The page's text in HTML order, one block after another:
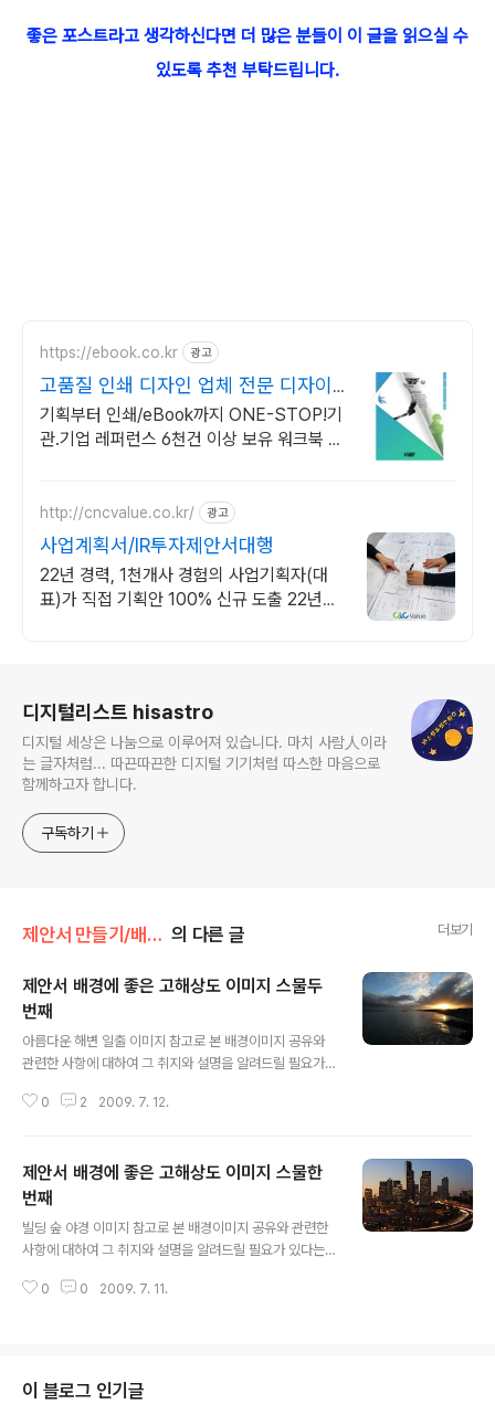
좋은 포스트라고 생각하신다면 더 많은 분들이 이 글을 읽으실 수
있도록 추천 부탁드립니다.
https://ebook.co.kr 광고
고품질 인쇄 디자인 업체 전문 디자이
너 1:1 매칭
기획부터 인쇄/eBook까지 ONE-STOP!기
관.기업 레퍼런스 6천건 이상 보유 워크북 업
http://cncvalue.co.kr/ 광고
사업계획서/IR투자제안서대행
22년 경력, 1천개사 경험의 사업기획자(대
표)가 직접 기획안 100% 신규 도출 22년경
디지털리스트 hisastro
디지털 세상은 나눔으로 이루어져 있습니다. 마치 사람人이라
는 글자처럼... 따끈따끈한 디지털 기기처럼 따스한 마음으로
함께하고자 합니다.
구독하기
제안서 만들기/배경모음 의 다른 글 더보기
제안서 배경에 좋은 고해상도 이미지 스물두
번째
아름다운 해변 일출 이미지 참고로 본 배경이미지 공유와
관련한 사항에 대하여 그 취지와 설명을 알려드릴 필요가
한 포스팅을 주제로 설정하고 블로그에 글을 올리게 되면
은 이미지"라는 시리즈 제목으로 이미지들을 올리기 시작
하면서 그 첫번째 글 "제안서 배경에 좋은 고해상도 이미지
하나"에서 저의 생각을 밝혀 놓았습니다. 어떤 내용인지 한
번 보시길 부탁드립니다. (_ _) 내용은 그리 길지 않습니다.
^^ 이미지 출처: interfacelift.com ▣ 멋진제안서 만들
기 hisastro's PT템플릿 링크 썸네일 모음 ▣ ☆ ▣ 제안
0 2 2009. 7. 12.
제안서 배경에 좋은 고해상도 이미지 스물한
번째
빌딩 숲 야경 이미지 참고로 본 배경이미지 공유와 관련한
사항에 대하여 그 취지와 설명을 알려드릴 필요가 있다는
팅을 주제로 설정하고 블로그에 글을 올리게 되면서 이미
그 첫번째 글 "제안서 배경에 좋은 고해상도 이미지 하
나"에서 저의 생각을 밝혀 놓았습니다. 어떤 내용인지 한번
0 0 2009. 7. 11.
이 블로그 인기글